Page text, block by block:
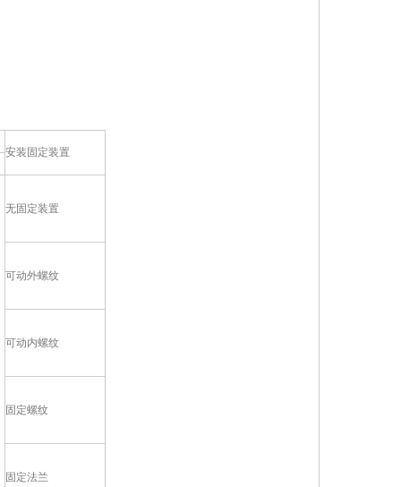
安装固定装置
无固定装置
可动外螺纹
可动内螺纹
固定螺纹
固定法兰